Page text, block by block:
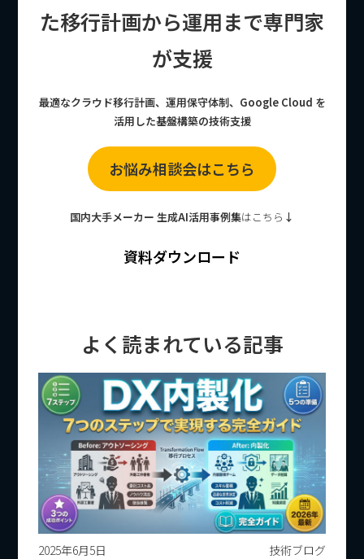
た移行計画から運用まで専門家
が支援
最適なクラウド移行計画、運用保守体制、Google Cloud を
活用した基盤構築の技術支援
お悩み相談会はこちら
国内大手メーカー 生成AI活用事例集はこちら ↓
資料ダウンロード
よく読まれている記事
2025年6月5日 技術ブログ